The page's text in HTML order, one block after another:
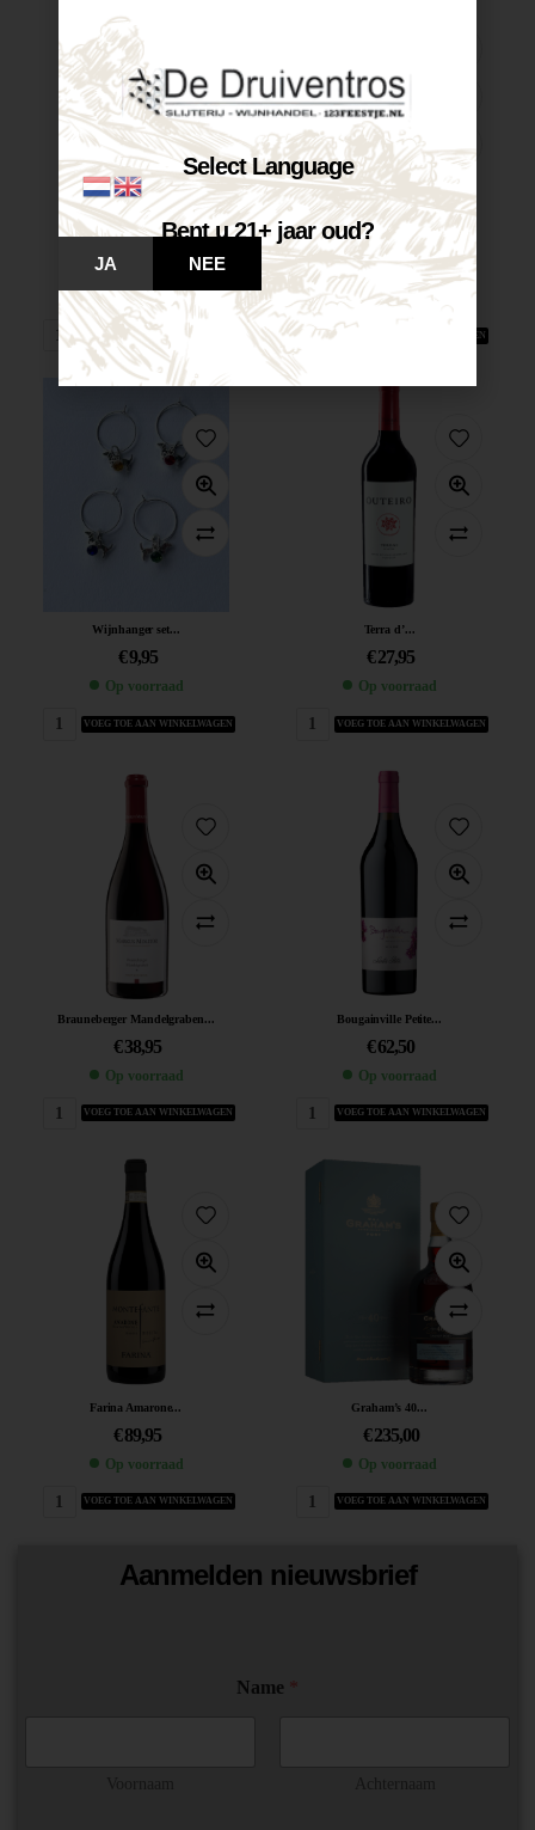
Castelnuovo Pinot...
Op voorraad
VOEG TOE AAN WINKELWAGEN
Castelnuovo Chardonnay...
€ 7,25
Op voorraad
VOEG TOE AAN WINKELWAGEN
Wijnhanger set...
€9,95
Op voorraad
VOEG TOE AAN WINKELWAGEN
Terra d’...
€27,95
Op voorraad
VOEG TOE AAN WINKELWAGEN
Brauneberger Mandelgraben...
€38,95
Op voorraad
VOEG TOE AAN WINKELWAGEN
Bougainville Petite...
€62,50
Op voorraad
VOEG TOE AAN WINKELWAGEN
Farina Amarone...
€89,95
Op voorraad
VOEG TOE AAN WINKELWAGEN
Graham’s 40...
€ 235,00
Op voorraad
VOEG TOE AAN WINKELWAGEN
Aanmelden nieuwsbrief
E
Name
Select Language
Bent u 21+ jaar oud?
JA NEE